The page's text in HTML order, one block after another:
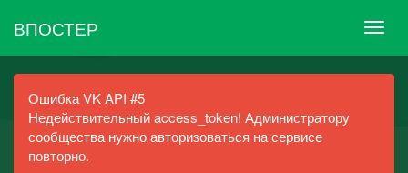
ВПОСТЕР
Ошибка VK API #5
Недействительный access_token! Администратору
сообщества нужно авторизоваться на сервисе
повторно.